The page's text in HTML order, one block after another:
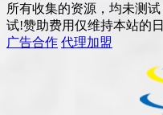
所有收集的资源，均未测
试!赞助费用仅维持本站的
广告合作 代理加盟